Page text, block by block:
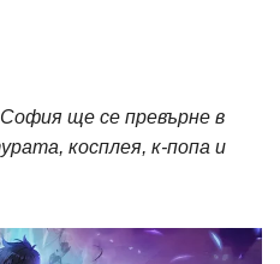
ще се превърне в
косплея, к-попа и